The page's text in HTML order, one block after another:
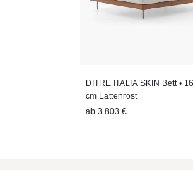
DITRE ITALIA SKIN Bett •
cm Lattenrost
ab 3.803 €